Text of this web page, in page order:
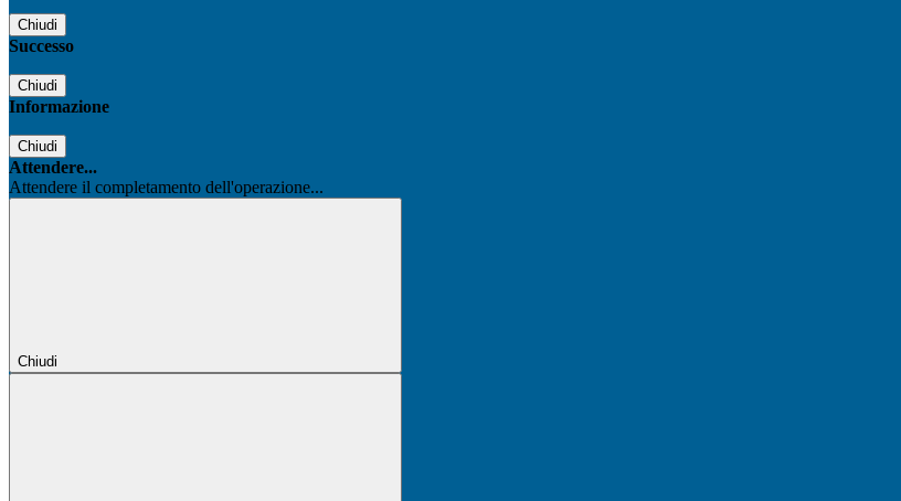
Chiudi
Successo
Chiudi
Informazione
Chiudi
Attendere...
Attendere il completamento dell'operazione...
Chiudi